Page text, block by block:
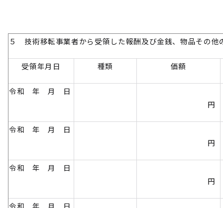
５ 技術移転事業者から受領した報酬及び金銭、物品その他
受領年月日 種類 価額
令和 年 月 日
円
令和 年 月 日
円
令和 年 月 日
円
令和 年 月 日